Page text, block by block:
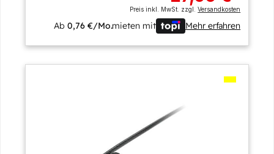
Preis inkl. MwSt. zzgl.Versandkosten
Ab0,76 €/Mo.mieten mit Mehr erfahren